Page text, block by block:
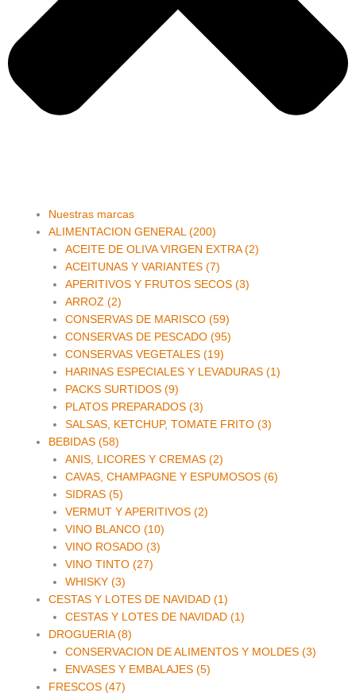
Main
Menu
Nuestras marcas
ALIMENTACION GENERAL (200)
ACEITE DE OLIVA VIRGEN EXTRA (2)
ACEITUNAS Y VARIANTES (7)
APERITIVOS Y FRUTOS SECOS (3)
ARROZ (2)
CONSERVAS DE MARISCO (59)
CONSERVAS DE PESCADO (95)
CONSERVAS VEGETALES (19)
HARINAS ESPECIALES Y LEVADURAS (1)
PACKS SURTIDOS (9)
PLATOS PREPARADOS (3)
SALSAS, KETCHUP, TOMATE FRITO (3)
BEBIDAS (58)
ANIS, LICORES Y CREMAS (2)
CAVAS, CHAMPAGNE Y ESPUMOSOS (6)
SIDRAS (5)
VERMUT Y APERITIVOS (2)
VINO BLANCO (10)
VINO ROSADO (3)
VINO TINTO (27)
WHISKY (3)
CESTAS Y LOTES DE NAVIDAD (1)
CESTAS Y LOTES DE NAVIDAD (1)
DROGUERIA (8)
CONSERVACION DE ALIMENTOS Y MOLDES (3)
ENVASES Y EMBALAJES (5)
FRESCOS (47)